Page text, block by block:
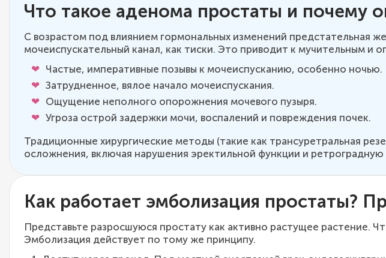
Что такое аденома простаты и почему
С возрастом под влиянием гормональных изменений предстательная
мочеиспускательный канал, как тиски. Это приводит к мучительным и
Частые, императивные позывы к мочеиспусканию, особенно ночью.
Затрудненное, вялое начало мочеиспускания.
Ощущение неполного опорожнения мочевого пузыря.
Угроза острой задержки мочи, воспалений и повреждения почек.
Традиционные хирургические методы (такие как трансуретральная
осложнения, включая нарушения эректильной функции и ретроградную
Как работает эмболизация простаты?
Представьте разросшуюся простату как активно растущее растение.
Эмболизация действует по тому же принципу.